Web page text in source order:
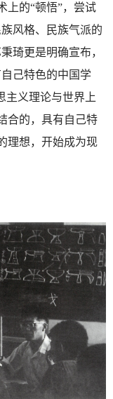
上的“顿悟”，尝试
风格、民族气派的
琦更是明确宣布，
己特色的中国学
主义理论与世界上
合的，具有自己特
理想，开始成为现